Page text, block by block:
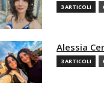
3 ARTICOLI
Alessia
3 ARTICOLI